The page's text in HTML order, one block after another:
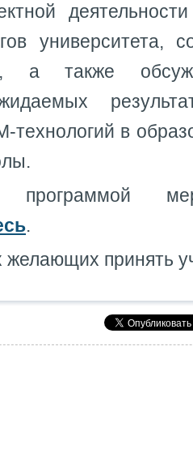
а также
технологий в
.
принять